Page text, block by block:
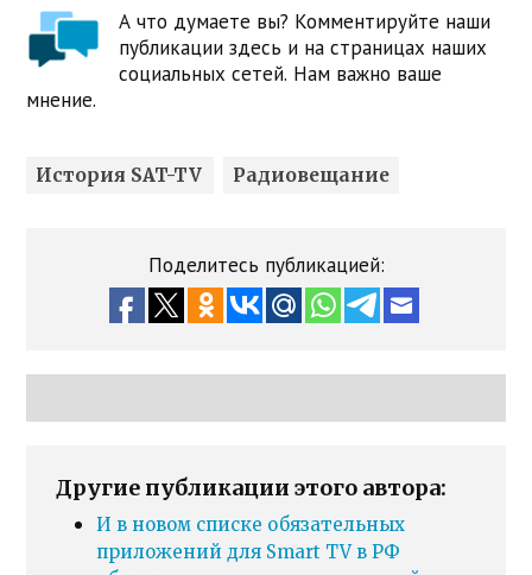
А что думаете вы? Комментируйте наши
публикации здесь и на страницах наших
социальных сетей. Нам важно ваше
мнение.
История SAT-TV Радиовещание
Поделитесь публикацией:
Другие публикации этого автора:
И в новом списке обязательных
приложений для Smart TV в РФ